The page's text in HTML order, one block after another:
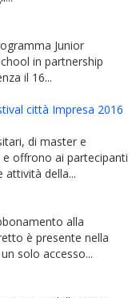
Junior
in partnership
il 16...
città Impresa 2016
di master e
offrono ai partecipanti
attività della...
alla
è presente nella
solo accesso...